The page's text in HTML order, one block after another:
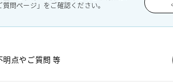
質問ページ」をご確認ください。
明点やご質問 等